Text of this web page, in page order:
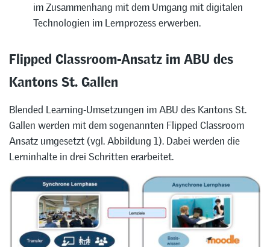
im Zusammenhang mit dem Umgang mit digitalen
Technologien im Lernprozess erwerben.
Flipped Classroom-Ansatz im ABU des
Kantons St. Gallen
Blended Learning-Umsetzungen im ABU des Kantons St.
Gallen werden mit dem sogenannten Flipped Classroom
Ansatz umgesetzt (vgl. Abbildung 1). Dabei werden die
Lerninhalte in drei Schritten erarbeitet.